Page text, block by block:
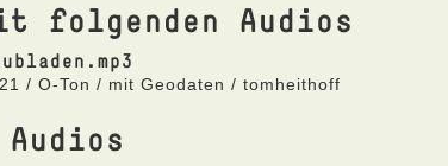
folgenden Audios
/ O-Ton / mit Geodaten / tomheithoff
Audios